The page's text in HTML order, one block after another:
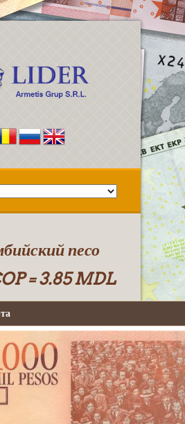
песо
= 3.85 MDL